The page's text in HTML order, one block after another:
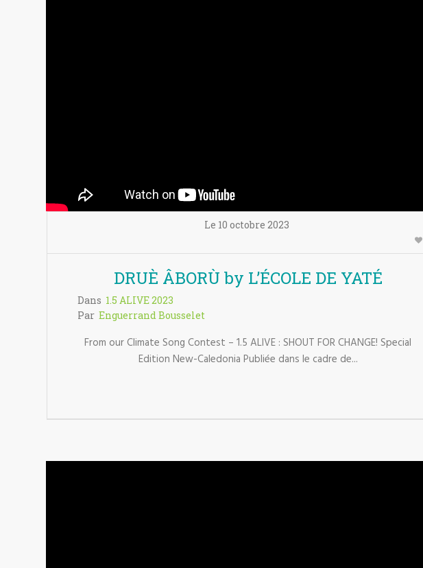
Le 10 octobre 2023
DRUÈ ÂBORÙ by L’ÉCOLE DE YATÉ
Dans 1.5 ALIVE 2023
Par Enguerrand Bousselet
From our Climate Song Contest – 1.5 ALIVE : SHOUT FOR CHANGE! Special
Edition New-Caledonia Publiée dans le cadre de...